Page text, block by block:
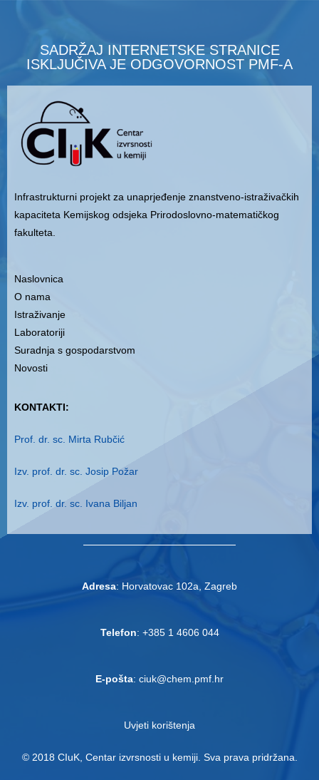
SADRŽAJ INTERNETSKE STRANICE
ISKLJUČIVA JE ODGOVORNOST PMF-A
Infrastrukturni projekt za unaprjeđenje znanstveno-istraživačkih
kapaciteta Kemijskog odsjeka Prirodoslovno-matematičkog
fakulteta.
Naslovnica
O nama
Istraživanje
Laboratoriji
Suradnja s gospodarstvom
Novosti
KONTAKTI:
Prof. dr. sc. Mirta Rubčić
Izv. prof. dr. sc. Josip Požar
Izv. prof. dr. sc. Ivana Biljan
Adresa: Horvatovac 102a, Zagreb
Telefon: +385 1 4606 044
E-pošta: ciuk@chem.pmf.hr
Uvjeti korištenja
© 2018 CIuK, Centar izvrsnosti u kemiji. Sva prava pridržana.